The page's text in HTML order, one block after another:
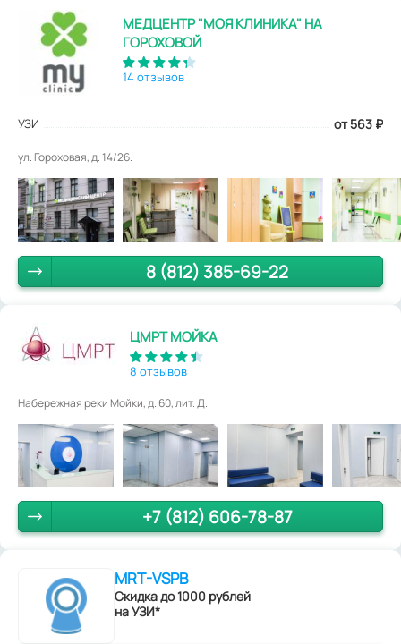
МЕДЦЕНТР "МОЯ КЛИНИКА" НА
ГОРОХОВОЙ
14 отзывов
УЗИ от 563 ₽
ул. Гороховая, д. 14/26.
8 (812) 385-69-22
ЦМРТ МОЙКА
8 отзывов
Набережная реки Мойки, д. 60, лит. Д.
+7 (812) 606-78-87
MRT-VSPB
Скидка до 1000 рублей
на УЗИ*